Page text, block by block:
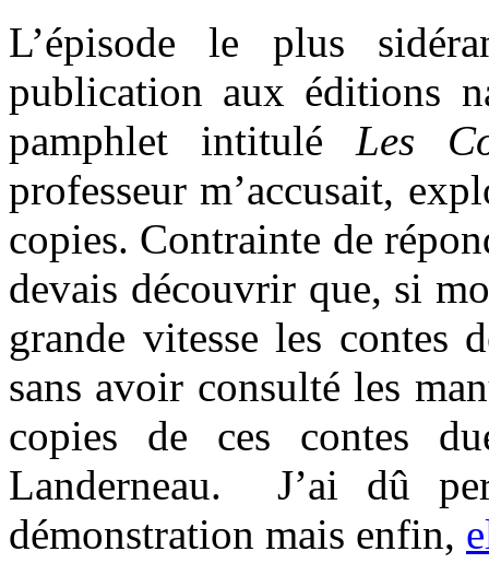
L’épisode le plus
publication aux éditions
pamphlet intituléLes
professeur m’accusait,
copies. Contrainte de
devais découvrir que, si
grande vitesse les contes
sans avoir consulté les
copies de ces contes
Landerneau. J’ai dû
démonstration mais enfin,